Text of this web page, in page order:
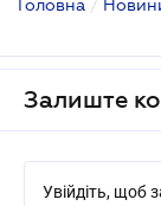
Головна /
Залиште
Увійдіть, щоб